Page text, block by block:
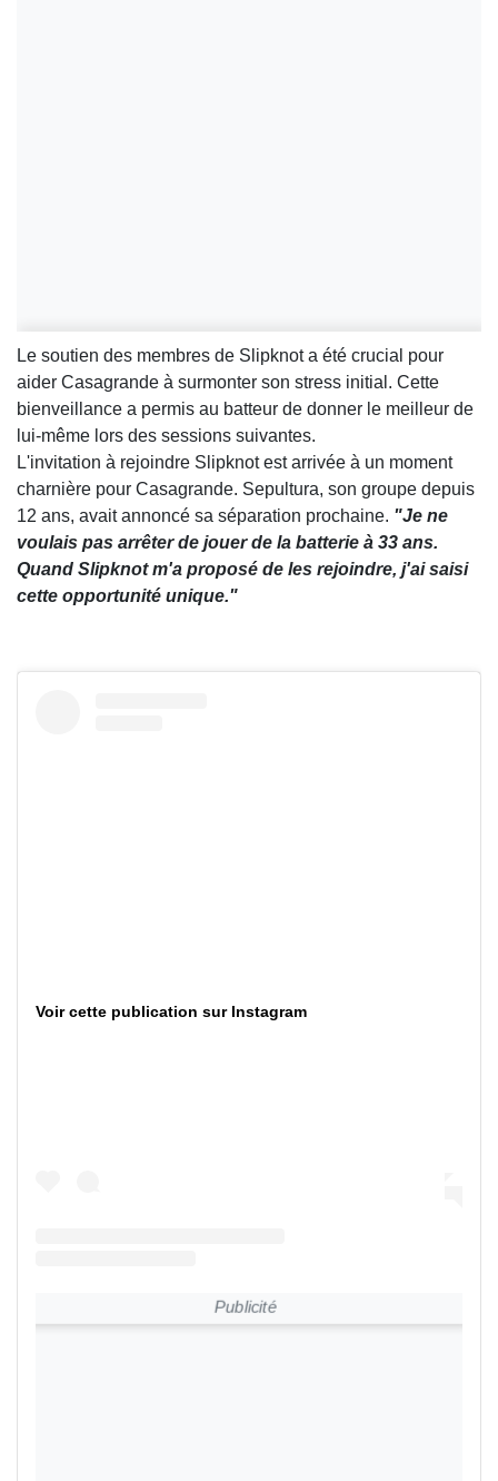
Le soutien des membres de Slipknot a été crucial pour
aider Casagrande à surmonter son stress initial. Cette
bienveillance a permis au batteur de donner le meilleur de
lui-même lors des sessions suivantes.
L'invitation à rejoindre Slipknot est arrivée à un moment
charnière pour Casagrande. Sepultura, son groupe depuis
12 ans, avait annoncé sa séparation prochaine. "Je ne
voulais pas arrêter de jouer de la batterie à 33 ans.
Quand Slipknot m'a proposé de les rejoindre, j'ai saisi
cette opportunité unique."
Voir cette publication sur Instagram
Publicité